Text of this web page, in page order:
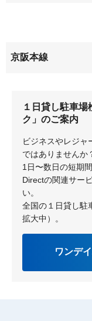
出屋敷元町
東船橋
船橋本町
京阪本線
牧野
１日貸し駐車
ク」のご案内
ビジネスやレジャ
ではありませんか
1日〜数日の短期
Directの関連サー
い。
全国の１日貸し駐
拡大中）。
ワンデ